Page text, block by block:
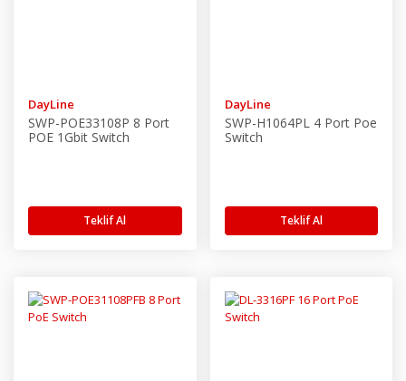
DayLine
SWP-POE33108P 8 Port
POE 1Gbit Switch
Teklif Al
DayLine
SWP-H1064PL 4 Port Poe
Switch
Teklif Al